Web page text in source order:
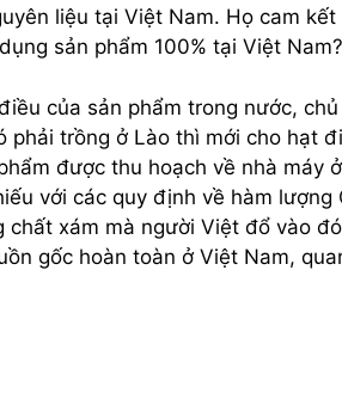
liệu tại Việt Nam. Họ cam
sản phẩm 100% tại Việt
của sản phẩm trong nước,
phải trồng ở Lào thì mới cho hạt
được thu hoạch về nhà máy
với các quy định về hàm lượng
chất xám mà người Việt đổ vào
gốc hoàn toàn ở Việt Nam,